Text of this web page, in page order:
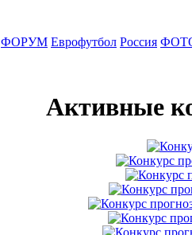
ФОРУМ Еврофутбол Россия
Активные